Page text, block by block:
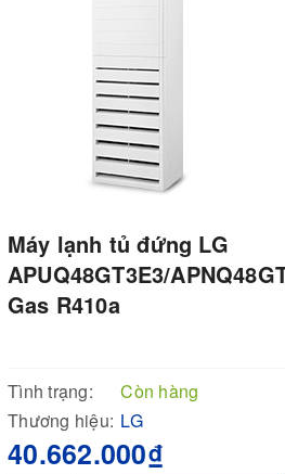
Máy lạnh tủ đứng LG
APUQ48GT3E3/
Gas R410a
Tình trạng:
Còn hàng
Thương hiệu: LG
40.662.000₫